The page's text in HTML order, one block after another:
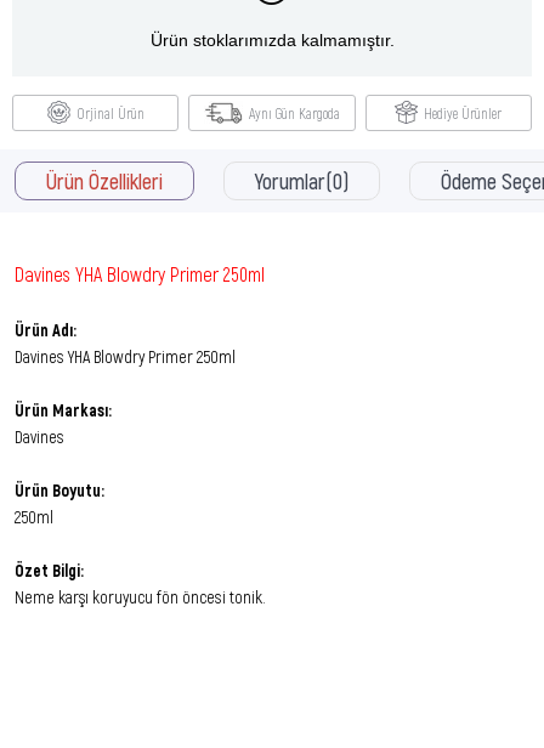
Ürün stoklarımızda kalmamıştır.
Orjinal Ürün Aynı Gün Kargoda Hediye Ürünler
Ürün Özellikleri Yorumlar(0) Ödeme
Davines YHA Blowdry Primer 250ml
Ürün Adı:
Davines YHA Blowdry Primer 250ml
Ürün Markası:
Davines
Ürün Boyutu:
250ml
Özet Bilgi:
Neme karşı koruyucu fön öncesi tonik.